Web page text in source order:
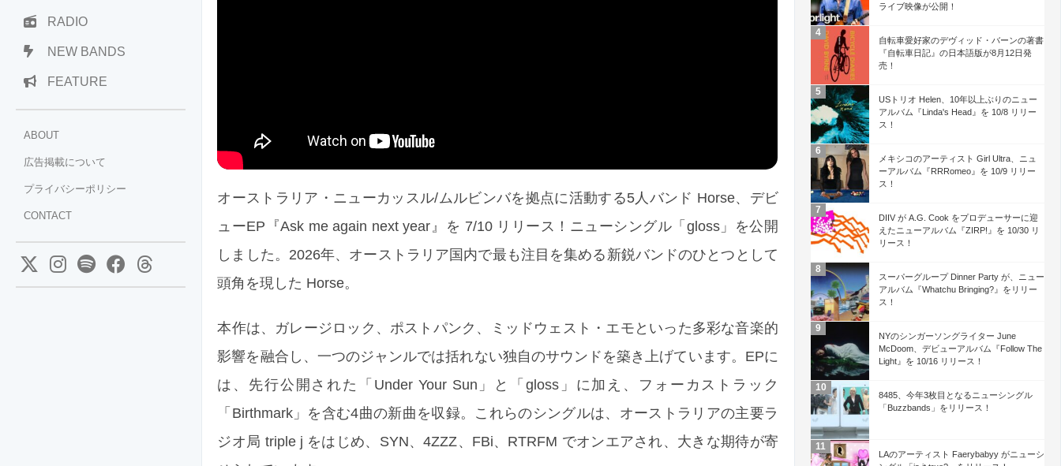
RADIO
NEW BANDS
FEATURE
ABOUT
広告掲載について
プライバシーポリシー
CONTACT
オーストラリア・ニューカッスル/ムルビンバを拠点に活動する5人バンド Horse、デビ
ューEP『Ask me again next year』を 7/10 リリース！ニューシングル「gloss」を公開
しました。2026年、オーストラリア国内で最も注目を集める新鋭バンドのひとつとして
頭角を現した Horse。
本作は、ガレージロック、ポストパンク、ミッドウェスト・エモといった多彩な音楽的
影響を融合し、一つのジャンルでは括れない独自のサウンドを築き上げています。EPに
は、先行公開された「Under Your Sun」と「gloss」に加え、フォーカストラック
「Birthmark」を含む4曲の新曲を収録。これらのシングルは、オーストラリアの主要ラ
ジオ局 triple j をはじめ、SYN、4ZZZ、FBi、RTRFM でオンエアされ、大きな期待が寄
ライブ映像が公開！
自転車愛好家のデヴィッド・バーンの著書
『自転車日記』の日本語版が8月12日発
売！
USトリオ Helen、10年以上ぶりのニュー
アルバム『Linda's Head』を 10/8 リリー
ス！
メキシコのアーティスト Girl Ultra、ニュ
ーアルバム『RRRomeo』を 10/9 リリー
ス！
DIIV が A.G. Cook をプロデューサーに迎
えたニューアルバム『ZIRP!』を 10/30 リ
リース！
スーパーグループ Dinner Party が、ニュー
アルバム『Whatchu Bringing?』をリリー
ス！
NYのシンガーソングライター June
McDoom、デビューアルバム『Follow The
Light』を 10/16 リリース！
8485、今年3枚目となるニューシングル
「Buzzbands」をリリース！
LAのアーティスト Faerybabyy がニューシ